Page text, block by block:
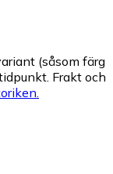
(såsom färg
Frakt och